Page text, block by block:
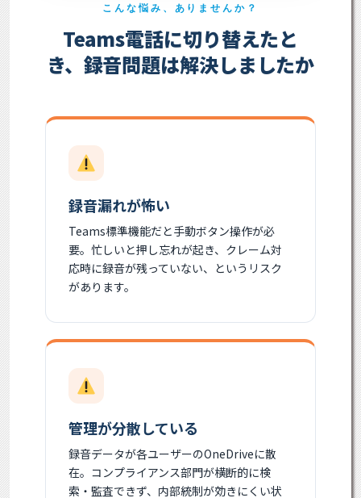
こんな悩み、ありませんか？
Teams電話に切り替えたと
き、録音問題は解決しましたか
録音漏れが怖い
Teams標準機能だと手動ボタン操作が必
要。忙しいと押し忘れが起き、クレーム対
応時に録音が残っていない、というリスク
があります。
管理が分散している
録音データが各ユーザーのOneDriveに散
在。コンプライアンス部門が横断的に検
索・監査できず、内部統制が効きにくい状